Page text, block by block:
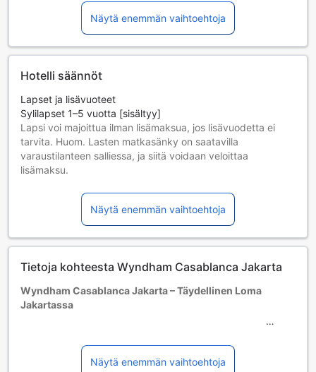
Näytä enemmän vaihtoehtoja
Hotelli säännöt
Lapset ja lisävuoteet
Sylilapset 1–5 vuotta [sisältyy]
Lapsi voi majoittua ilman lisämaksua, jos lisävuodetta ei
tarvita. Huom. Lasten matkasänky on saatavilla
varaustilanteen salliessa, ja siitä voidaan veloittaa
lisämaksu.
Lapsi majoittuu ilmaiseksi, jos nukkuu jo olemassa olevilla
vuoteilla. Huomaa: jos tarvitset pinnasängyn, siitä voidaan
veloittaa erikseen.
Yli 7-vuotiaat vieraat katsotaan aikuisiksi.
tarkista kunkin huoneen kohdalta huonekoko lisätietoa
Kun varaat enemmän kuin 5 huonetta, eri käytännöt ja
ehdot saattavat päteä.
Näytä enemmän vaihtoehtoja
Tietoja kohteesta Wyndham Casablanca Jakarta
Wyndham Casablanca Jakarta – Täydellinen Loma
Jakartassa
sijaitsee vain 3 kilometrin päässä kaupungin keskustasta,
tarjoten kätevän pääsyn Jakartan vilkkaaseen elämään.
Näytä enemmän vaihtoehtoja